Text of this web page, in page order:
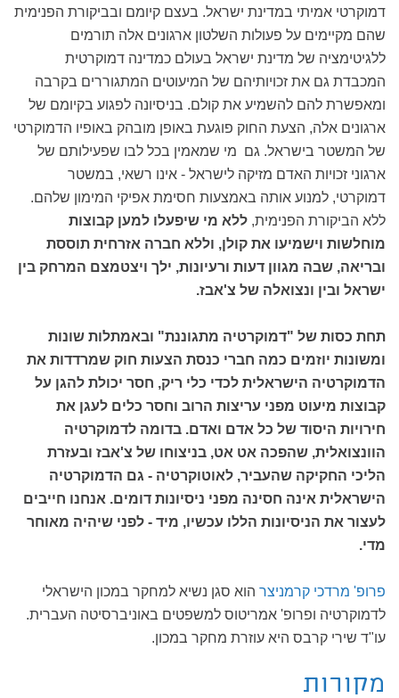
דמוקרטי אמיתי במדינת ישראל. בעצם קיומם ובביקורת הפנימית
שהם מקיימים על פעולות השלטון ארגונים אלה תורמים
ללגיטימציה של מדינת ישראל בעולם כמדינה דמוקרטית
המכבדת גם את זכויותיהם של המיעוטים המתגוררים בקרבה
ומאפשרת להם להשמיע את קולם. בניסיונה לפגוע בקיומם של
ארגונים אלה, הצעת החוק פוגעת באופן מובהק באופיו הדמוקרטי
של המשטר בישראל. גם מי שמאמין בכל לבו שפעילותם של
ארגוני זכויות האדם מזיקה לישראל - אינו רשאי, במשטר
דמוקרטי, למנוע אותה באמצעות חסימת אפיקי המימון שלהם.
ללא הביקורת הפנימית, ללא מי שיפעלו למען קבוצות
מוחלשות וישמיעו את קולן, וללא חברה אזרחית תוססת
ובריאה, שבה מגוון דעות ורעיונות, ילך ויצטמצם המרחק בין
ישראל ובין ונצואלה של צ'אבז.
תחת כסות של "דמוקרטיה מתגוננת" ובאמתלות שונות
ומשונות יוזמים כמה חברי כנסת הצעות חוק שמרדדות את
הדמוקרטיה הישראלית לכדי כלי ריק, חסר יכולת להגן על
קבוצות מיעוט מפני עריצות הרוב וחסר כלים לעגן את
חירויות היסוד של כל אדם ואדם. בדומה לדמוקרטיה
הוונצואלית, שהפכה אט אט, בניצוחו של צ'אבז ובעזרת
הליכי החקיקה שהעביר, לאוטוקרטיה - גם הדמוקרטיה
הישראלית אינה חסינה מפני ניסיונות דומים. אנחנו חייבים
לעצור את הניסיונות הללו עכשיו, מיד - לפני שיהיה מאוחר
מדי.
פרופ' מרדכי קרמניצר הוא סגן נשיא למחקר במכון הישראלי
לדמוקרטיה ופרופ' אמריטוס למשפטים באוניברסיטה העברית.
עו"ד שירי קרבס היא עוזרת מחקר במכון.
מקורות